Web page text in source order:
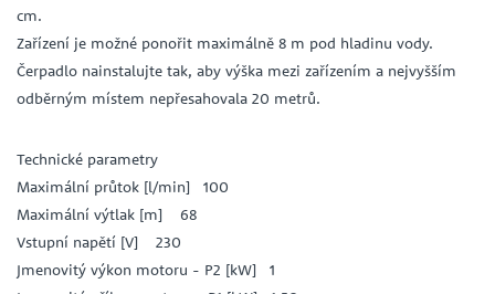
cm.
Zařízení je možné ponořit maximálně 8 m pod hladinu vody.
Čerpadlo nainstalujte tak, aby výška mezi zařízením a nejvyšším
odběrným místem nepřesahovala 20 metrů.
Technické parametry
Maximální průtok [l/min] 100
Maximální výtlak [m] 68
Vstupní napětí [V] 230
Jmenovitý výkon motoru - P2 [kW] 1